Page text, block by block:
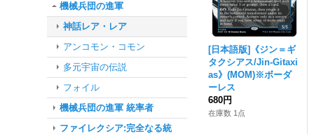
機械兵団の進軍
神話レア・レア
アンコモン・コモン
多元宇宙の伝説
フォイル
機械兵団の進軍 統率者
ファイレクシア:完全なる統
[日本語版]《ジン＝ギ
タクシアス/Jin-Gitaxi
as》(MOM)※ボーダ
ーレス
680円
在庫数 1点